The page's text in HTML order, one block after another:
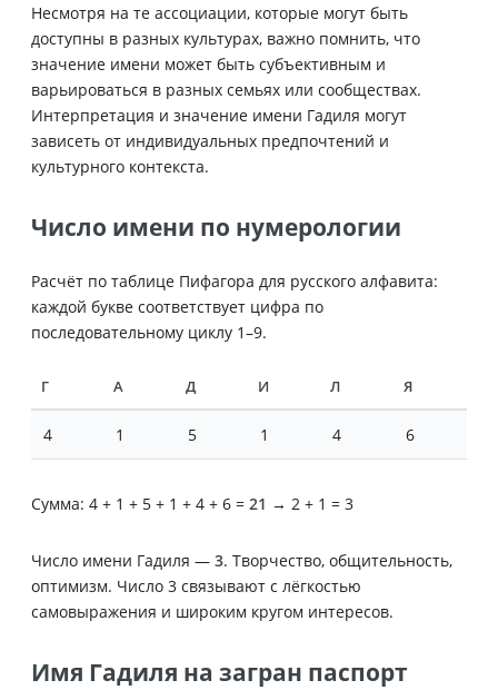
Несмотря на те ассоциации, которые могут быть
доступны в разных культурах, важно помнить, что
значение имени может быть субъективным и
варьироваться в разных семьях или сообществах.
Интерпретация и значение имени Гадиля могут
зависеть от индивидуальных предпочтений и
культурного контекста.
Число имени по нумерологии
Расчёт по таблице Пифагора для русского алфавита:
каждой букве соответствует цифра по
последовательному циклу 1–9.
Г А Д И Л Я
4 1 5 1 4 6
Сумма: 4 + 1 + 5 + 1 + 4 + 6 = 21 → 2 + 1 = 3
Число имени Гадиля — 3. Творчество, общительность,
оптимизм. Число 3 связывают с лёгкостью
самовыражения и широким кругом интересов.
Имя Гадиля на загран паспорт